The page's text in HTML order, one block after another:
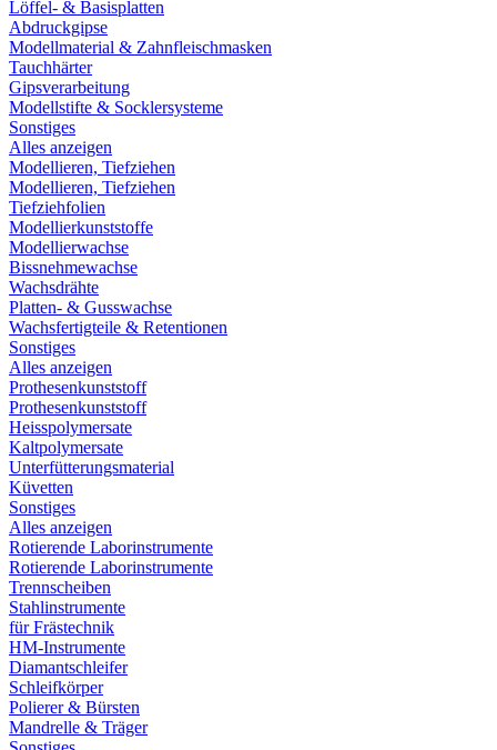
Löffel- & Basisplatten
Abdruckgipse
Modellmaterial & Zahnfleischmasken
Tauchhärter
Gipsverarbeitung
Modellstifte & Socklersysteme
Sonstiges
Alles anzeigen
Modellieren, Tiefziehen
Modellieren, Tiefziehen
Tiefziehfolien
Modellierkunststoffe
Modellierwachse
Bissnehmewachse
Wachsdrähte
Platten- & Gusswachse
Wachsfertigteile & Retentionen
Sonstiges
Alles anzeigen
Prothesenkunststoff
Prothesenkunststoff
Heisspolymersate
Kaltpolymersate
Unterfütterungsmaterial
Küvetten
Sonstiges
Alles anzeigen
Rotierende Laborinstrumente
Rotierende Laborinstrumente
Trennscheiben
Stahlinstrumente
für Frästechnik
HM-Instrumente
Diamantschleifer
Schleifkörper
Polierer & Bürsten
Mandrelle & Träger